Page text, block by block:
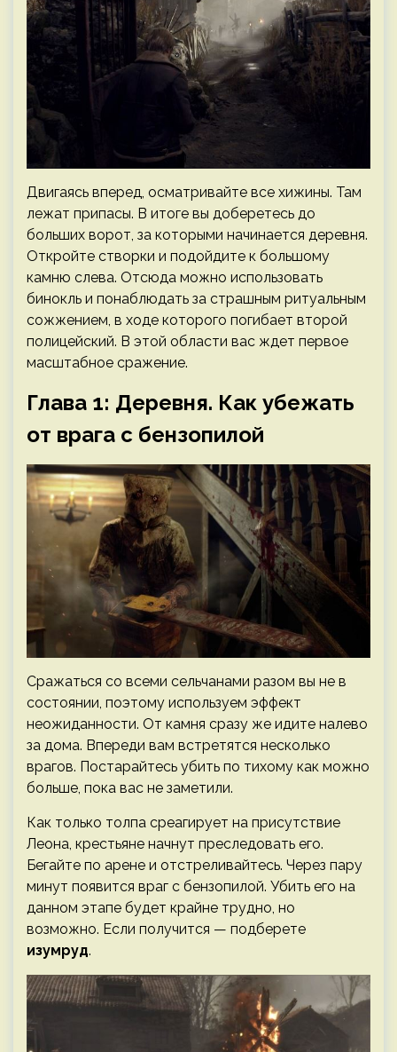
Двигаясь вперед, осматривайте все хижины. Там
лежат припасы. В итоге вы доберетесь до
больших ворот, за которыми начинается деревня.
Откройте створки и подойдите к большому
камню слева. Отсюда можно использовать
бинокль и понаблюдать за страшным ритуальным
сожжением, в ходе которого погибает второй
полицейский. В этой области вас ждет первое
масштабное сражение.
Глава 1: Деревня. Как убежать
от врага с бензопилой
Сражаться со всеми сельчанами разом вы не в
состоянии, поэтому используем эффект
неожиданности. От камня сразу же идите налево
за дома. Впереди вам встретятся несколько
врагов. Постарайтесь убить по тихому как можно
больше, пока вас не заметили.
Как только толпа среагирует на присутствие
Леона, крестьяне начнут преследовать его.
Бегайте по арене и отстреливайтесь. Через пару
минут появится враг с бензопилой. Убить его на
данном этапе будет крайне трудно, но
возможно. Если получится — подберете
изумруд.